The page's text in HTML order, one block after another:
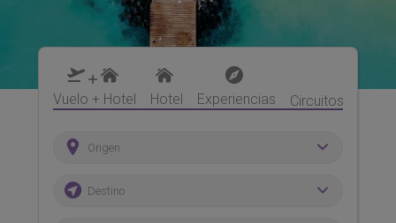
Vuelo + Hotel Hotel Experiencias Circuitos y
Origen
Destino